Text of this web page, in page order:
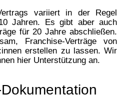
variiert in der Regel
Jahren. Es gibt aber auch
für 20 Jahre abschließen.
Franchise-Verträge von
erstellen zu lassen. Wir
hier Unterstützung an.